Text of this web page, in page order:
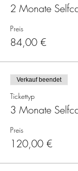
2 Monate
Preis
84,00 €
Verkauf beendet
Tickettyp
3 Monate
Preis
120,00 €